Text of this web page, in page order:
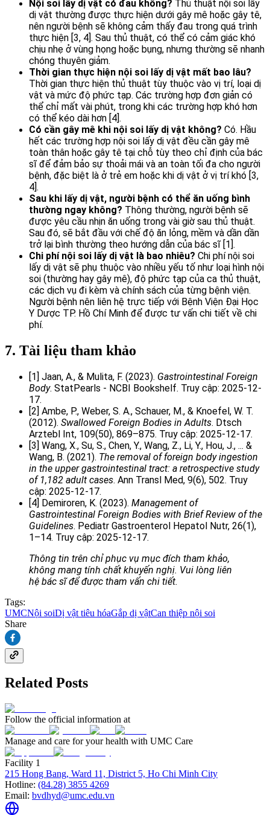
Nội soi lấy dị vật có đau không? Thủ thuật nội soi lấy
dị vật thường được thực hiện dưới gây mê hoặc gây tê,
nên người bệnh sẽ không cảm thấy đau trong quá trình
thực hiện [3, 4]. Sau thủ thuật, có thể có cảm giác khó
chịu nhẹ ở vùng họng hoặc bụng, nhưng thường sẽ nhanh
chóng thuyên giảm.
Thời gian thực hiện nội soi lấy dị vật mất bao lâu?
Thời gian thực hiện thủ thuật tùy thuộc vào vị trí, loại dị
vật và mức độ phức tạp. Các trường hợp đơn giản có
thể chỉ mất vài phút, trong khi các trường hợp khó hơn
có thể kéo dài hơn [4].
Có cần gây mê khi nội soi lấy dị vật không? Có. Hầu
hết các trường hợp nội soi lấy dị vật đều cần gây mê
toàn thân hoặc gây tê tại chỗ tùy theo chỉ định của bác
sĩ để đảm bảo sự thoải mái và an toàn tối đa cho người
bệnh, đặc biệt là ở trẻ em hoặc khi dị vật ở vị trí khó [3,
4].
Sau khi lấy dị vật, người bệnh có thể ăn uống bình
thường ngay không? Thông thường, người bệnh sẽ
được yêu cầu nhịn ăn uống trong vài giờ sau thủ thuật.
Sau đó, sẽ bắt đầu với chế độ ăn lỏng, mềm và dần dần
trở lại bình thường theo hướng dẫn của bác sĩ [1].
Chi phí nội soi lấy dị vật là bao nhiêu? Chi phí nội soi
lấy dị vật sẽ phụ thuộc vào nhiều yếu tố như loại hình nội
soi (thường hay gây mê), độ phức tạp của ca thủ thuật,
các dịch vụ đi kèm và chính sách của từng bệnh viện.
Người bệnh nên liên hệ trực tiếp với Bệnh Viện Đại Học
Y Dược TP. Hồ Chí Minh để được tư vấn chi tiết về chi
phí.
7. Tài liệu tham khảo
[1] Jaan, A., & Mulita, F. (2023). Gastrointestinal Foreign
Body. StatPearls - NCBI Bookshelf. Truy cập: 2025-12-
17.
[2] Ambe, P., Weber, S. A., Schauer, M., & Knoefel, W. T.
(2012). Swallowed Foreign Bodies in Adults. Dtsch
Arztebl Int, 109(50), 869–875. Truy cập: 2025-12-17.
[3] Wang, X., Su, S., Chen, Y., Wang, Z., Li, Y., Hou, J., ... &
Wang, B. (2021). The removal of foreign body ingestion
in the upper gastrointestinal tract: a retrospective study
of 1,182 adult cases. Ann Transl Med, 9(6), 502. Truy
cập: 2025-12-17.
[4] Demiroren, K. (2023). Management of
Gastrointestinal Foreign Bodies with Brief Review of the
Guidelines. Pediatr Gastroenterol Hepatol Nutr, 26(1),
1–14. Truy cập: 2025-12-17.
Thông tin trên chỉ phục vụ mục đích tham khảo,
không mang tính chất khuyến nghị. Vui lòng liên
hệ bác sĩ để được tham vấn chi tiết.
Tags:
UMCNội soiDị vật tiêu hóaGắp dị vậtCan thiệp nội soi
Share
Related Posts
Follow the official information at
Manage and care for your health with UMC Care
Facility 1
215 Hong Bang, Ward 11, District 5, Ho Chi Minh City
Hotline: (84.28) 3855 4269
Email: bvdhyd@umc.edu.vn